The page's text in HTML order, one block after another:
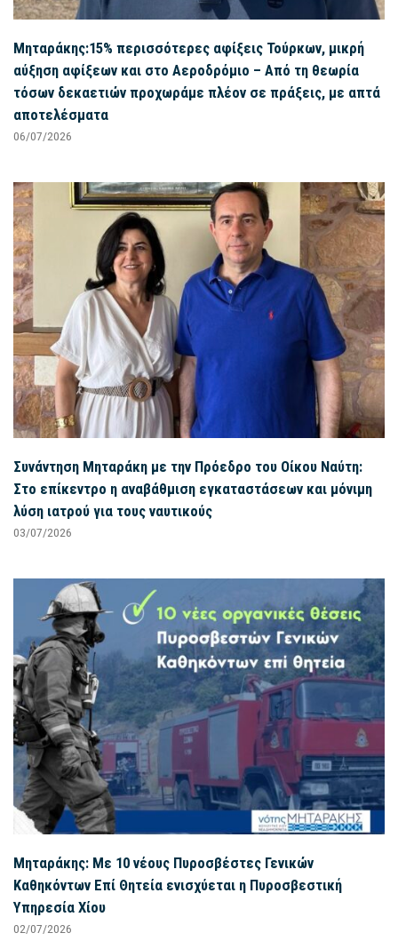
Μηταράκης:15% περισσότερες αφίξεις Τούρκων, μικρή
αύξηση αφίξεων και στο Αεροδρόμιο – Από τη θεωρία
τόσων δεκαετιών προχωράμε πλέον σε πράξεις, με απτά
αποτελέσματα
06/07/2026
Συνάντηση Μηταράκη με την Πρόεδρο του Οίκου Ναύτη:
Στο επίκεντρο η αναβάθμιση εγκαταστάσεων και μόνιμη
λύση ιατρού για τους ναυτικούς
03/07/2026
Μηταράκης: Με 10 νέους Πυροσβέστες Γενικών
Καθηκόντων Επί Θητεία ενισχύεται η Πυροσβεστική
Υπηρεσία Χίου
02/07/2026